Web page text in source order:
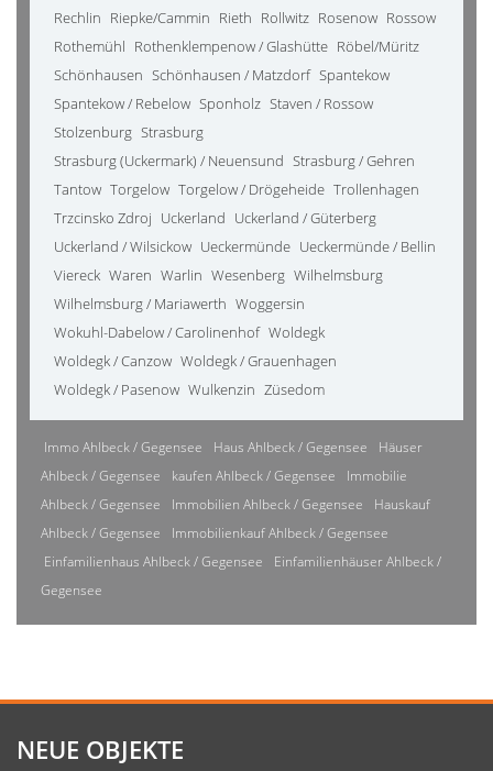
Rechlin Riepke/Cammin Rieth Rollwitz Rosenow Rossow
Rothemühl Rothenklempenow / Glashütte Röbel/Müritz
Schönhausen Schönhausen / Matzdorf Spantekow
Spantekow / Rebelow Sponholz Staven / Rossow
Stolzenburg Strasburg
Strasburg (Uckermark) / Neuensund Strasburg / Gehren
Tantow Torgelow Torgelow / Drögeheide Trollenhagen
Trzcinsko Zdroj Uckerland Uckerland / Güterberg
Uckerland / Wilsickow Ueckermünde Ueckermünde / Bellin
Viereck Waren Warlin Wesenberg Wilhelmsburg
Wilhelmsburg / Mariawerth Woggersin
Wokuhl-Dabelow / Carolinenhof Woldegk
Woldegk / Canzow Woldegk / Grauenhagen
Woldegk / Pasenow Wulkenzin Züsedom
Immo Ahlbeck / Gegensee Haus Ahlbeck / Gegensee
Häuser
Ahlbeck / Gegensee
kaufen Ahlbeck / Gegensee
Immobilie
Ahlbeck / Gegensee
Immobilien Ahlbeck / Gegensee
Hauskauf
Ahlbeck / Gegensee
Immobilienkauf Ahlbeck / Gegensee
Einfamilienhaus Ahlbeck / Gegensee
Einfamilienhäuser Ahlbeck /
Gegensee
NEUE OBJEKTE